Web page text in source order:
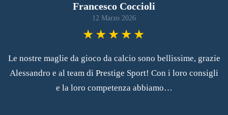
Francesco Coccioli
12 Marzo 2026
Le nostre maglie da gioco da calcio sono bellissime, grazie
Alessandro e al team di Prestige Sport! Con i loro consigli
e la loro competenza abbiamo…